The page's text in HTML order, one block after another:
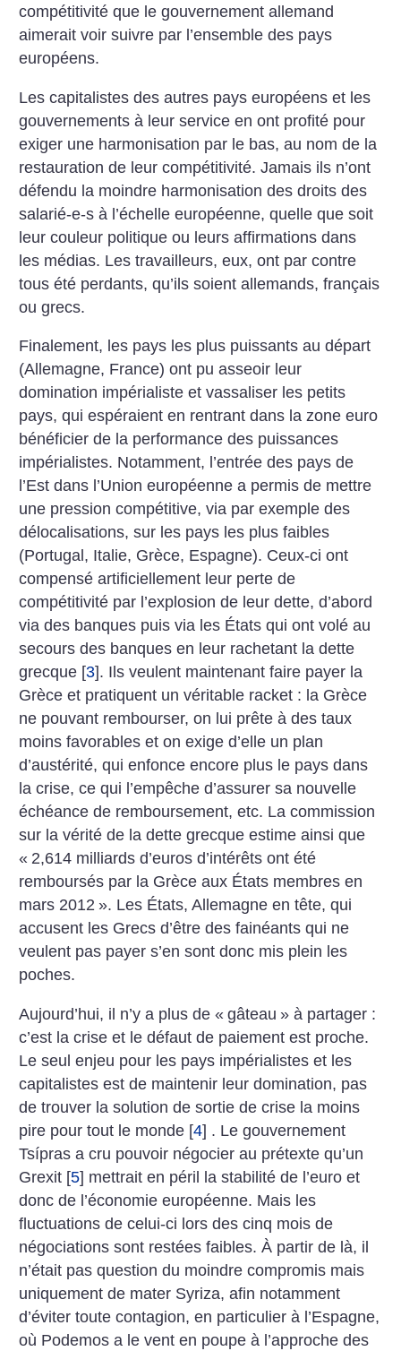
compétitivité que le gouvernement allemand
aimerait voir suivre par l’ensemble des pays
européens.
Les capitalistes des autres pays européens et les
gouvernements à leur service en ont profité pour
exiger une harmonisation par le bas, au nom de la
restauration de leur compétitivité. Jamais ils n’ont
défendu la moindre harmonisation des droits des
salarié-e-s à l’échelle européenne, quelle que soit
leur couleur politique ou leurs affirmations dans
les médias. Les travailleurs, eux, ont par contre
tous été perdants, qu’ils soient allemands, français
ou grecs.
Finalement, les pays les plus puissants au départ
(Allemagne, France) ont pu asseoir leur
domination impérialiste et vassaliser les petits
pays, qui espéraient en rentrant dans la zone euro
bénéficier de la performance des puissances
impérialistes. Notamment, l’entrée des pays de
l’Est dans ­l’Union européenne a permis de mettre
une pression compétitive, via par exemple des
délocalisations, sur les pays les plus faibles
(Portugal, Italie, Grèce, Espagne). Ceux-ci ont
compensé artificiellement leur perte de
compétitivité par l’explosion de leur dette, d’abord
via des banques puis via les États qui ont volé au
secours des banques en leur rachetant la dette
grecque [3]. Ils veulent maintenant faire payer la
Grèce et pratiquent un véritable racket : la Grèce
ne pouvant rembourser, on lui prête à des taux
moins favorables et on exige d’elle un plan
d’austérité, qui enfonce encore plus le pays dans
la crise, ce qui l’empêche d’assurer sa nouvelle
échéance de remboursement, etc. La commission
sur la vérité de la dette grecque estime ainsi que
« 2,614 milliards d’euros d’intérêts ont été
remboursés par la Grèce aux États membres en
mars 2012 ». Les États, Allemagne en tête, qui
accusent les Grecs d’être des fainéants qui ne
veulent pas payer s’en sont donc mis plein les
poches.
Aujourd’hui, il n’y a plus de « gâteau » à partager :
c’est la crise et le défaut de paiement est proche.
Le seul enjeu pour les pays impérialistes et les
capitalistes est de maintenir leur domination, pas
de trouver la solution de sortie de crise la moins
pire pour tout le monde [4] . Le gouvernement
Tsípras a cru pouvoir négocier au prétexte qu’un
Grexit [5] mettrait en péril la stabilité de l’euro et
donc de l’économie européenne. Mais les
fluctuations de celui-ci lors des cinq mois de
négociations sont restées faibles. À partir de là, il
n’était pas question du moindre compromis mais
uniquement de mater Syriza, afin notamment
d’éviter toute contagion, en particulier à l’Espagne,
où Podemos a le vent en poupe à l’approche des